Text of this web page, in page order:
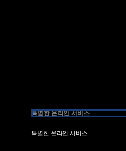
특별한 온라인 서비스
특별한 온라인 서비스